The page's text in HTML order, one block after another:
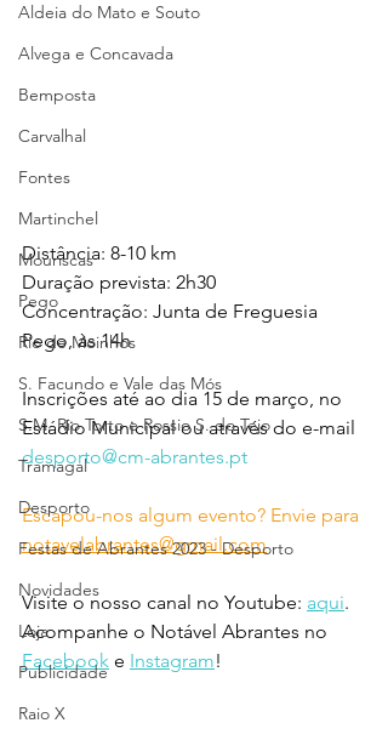
Aldeia do Mato e Souto
Alvega e Concavada
Bemposta
Carvalhal
Fontes
Martinchel
Mouriscas
Pego
Rio de Moinhos
S. Facundo e Vale das Mós
S.M. Rio Torto e Rossio S. do Tejo
Tramagal
Desporto
Festas de Abrantes 2023 - Desporto
Novidades
Loja
Publicidade
Raio X
Distância: 8-10 km
Duração prevista: 2h30
Concentração: Junta de Freguesia
Pego, às 14h
Inscrições até ao dia 15 de março, no
Estádio Municipal ou através do e-mail
desporto@cm-abrantes.pt
Escapou-nos algum evento? Envie para
notavelabrantes@gmail.com
Visite o nosso canal no Youtube: aqui.
Acompanhe o Notável Abrantes no
Facebook e Instagram!